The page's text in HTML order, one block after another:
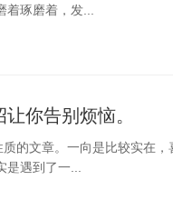
琢磨着，发...
你告别烦恼。
的文章。一向是比较实在
遇到了一...